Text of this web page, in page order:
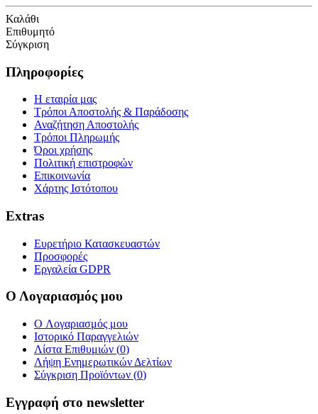
Καλάθι
Επιθυμητό
Σύγκριση
Πληροφορίες
Η εταιρία μας
Τρόποι Αποστολής & Παράδοσης
Αναζήτηση Αποστολής
Τρόποι Πληρωμής
Όροι χρήσης
Πολιτική επιστροφών
Επικοινωνία
Χάρτης Ιστότοπου
Extras
Ευρετήριο Κατασκευαστών
Προσφορές
Εργαλεία GDPR
Ο Λογαριασμός μου
O Λογαριασμός μου
Ιστορικό Παραγγελιών
Λίστα Επιθυμιών (0)
Λήψη Ενημερωτικών Δελτίων
Σύγκριση Προϊόντων (0)
Εγγραφή στο newsletter